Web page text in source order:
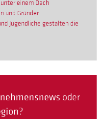
einem Dach
und Gründer
Jugendliche gestalten die
oder
?